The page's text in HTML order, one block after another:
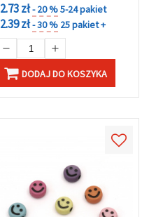
2.73 zł- 20 %5-24 pakiet
2.39 zł- 30 % 25 pakiet +
DODAJ DO KOSZYKA